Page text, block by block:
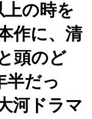
上の時を
作に、清
頭のど
半だっ
河ドラマ